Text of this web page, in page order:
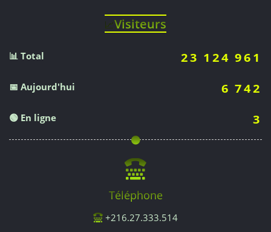
📈Visiteurs
📊 Total 23 124 961
📅 Aujourd'hui 6 742
🟢 En ligne 3
Téléphone
+216.27.333.514